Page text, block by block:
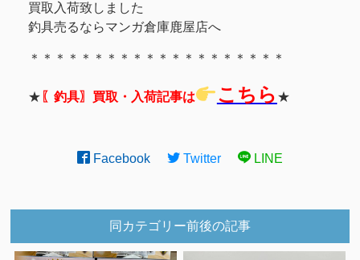
買取入荷致しました
釣具売るならマンガ倉庫鹿屋店へ
＊＊＊＊＊＊＊＊＊＊＊＊＊＊＊＊＊＊＊＊
★ 〖釣具〗買取・入荷記事は こちら ★
Facebook Twitter LINE
同カテゴリー前後の記事